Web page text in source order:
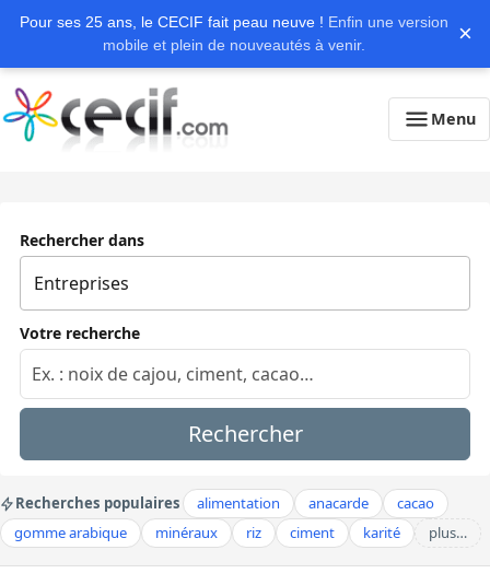
Pour ses 25 ans, le CECIF fait peau neuve ! Enfin une version
mobile et plein de nouveautés à venir.
×
Menu
Rechercher dans
Votre recherche
Rechercher
Recherches populaires alimentation anacarde
cacao
gomme arabique
minéraux riz ciment karité plus…